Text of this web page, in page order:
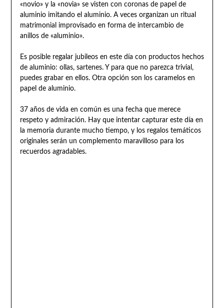
«novio» y la «novia» se visten con coronas de papel de
aluminio imitando el aluminio. A veces organizan un ritual
matrimonial improvisado en forma de intercambio de
anillos de «aluminio».
Es posible regalar jubileos en este día con productos hechos
de aluminio: ollas, sartenes. Y para que no parezca trivial,
puedes grabar en ellos. Otra opción son los caramelos en
papel de aluminio.
37 años de vida en común es una fecha que merece
respeto y admiración. Hay que intentar capturar este día en
la memoria durante mucho tiempo, y los regalos temáticos
originales serán un complemento maravilloso para los
recuerdos agradables.